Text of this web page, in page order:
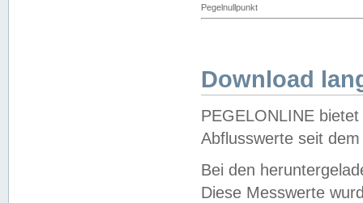
Pegelnullpunkt
Download
PEGELONLINE
Abflusswerte seit
Bei den
Diese Messwerte